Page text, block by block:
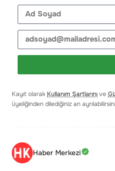
Kayıt olarak Kullanım Şartlarını ve
üyeliğinden dilediğiniz an
Haber Merkezi